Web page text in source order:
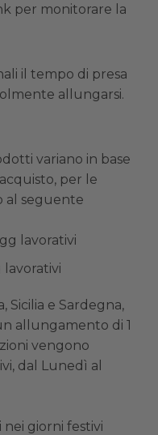
per monitorare la
il tempo di presa
allungarsi.
variano in base
per le
al seguente
lavorativi
lavorativi
Sicilia e Sardegna,
allungamento di 1
vengono
dal Lunedì al
giorni festivi